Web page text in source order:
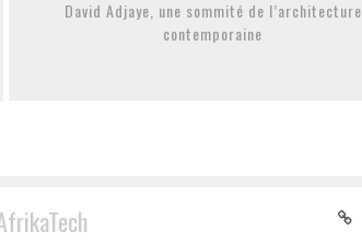
David Adjaye, une sommité de l’architecture
contemporaine